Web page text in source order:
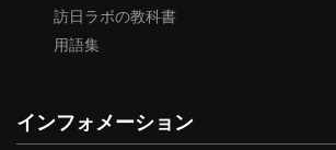
訪日ラボの教科書
用語集
インフォメーション